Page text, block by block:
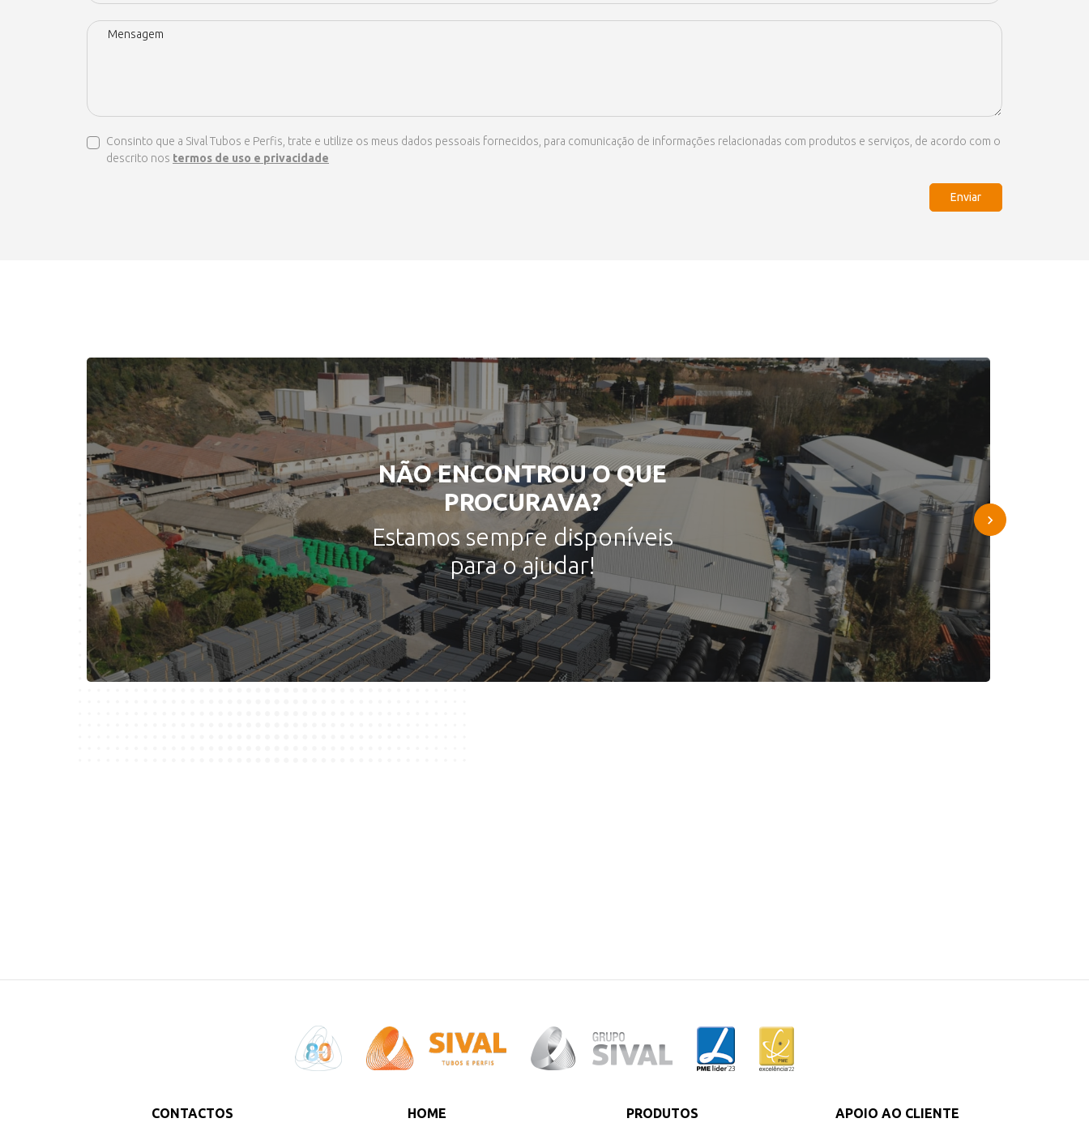
Consinto que a Sival Tubos e Perfis, trate e utilize os meus dados pessoais fornecidos, para comunicação de informações relacionadas com produtos e serviços, de acordo com o
descrito nos termos de uso e privacidade
Enviar
NÃO ENCONTROU O QUE
PROCURAVA?
Estamos sempre disponíveis
para o ajudar!
CONTACTOS HOME PRODUTOS APOIO AO CLIENTE